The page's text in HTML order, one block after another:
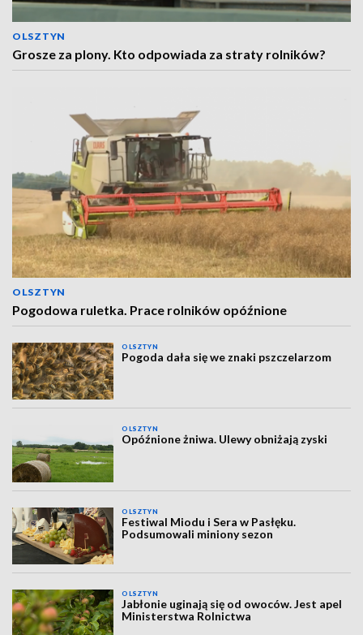
OLSZTYN
Grosze za plony. Kto odpowiada za straty rolników?
OLSZTYN
Pogodowa ruletka. Prace rolników opóźnione
OLSZTYN
Pogoda dała się we znaki pszczelarzom
OLSZTYN
Opóźnione żniwa. Ulewy obniżają zyski
OLSZTYN
Festiwal Miodu i Sera w Pasłęku.
Podsumowali miniony sezon
OLSZTYN
Jabłonie uginają się od owoców. Jest apel
Ministerstwa Rolnictwa